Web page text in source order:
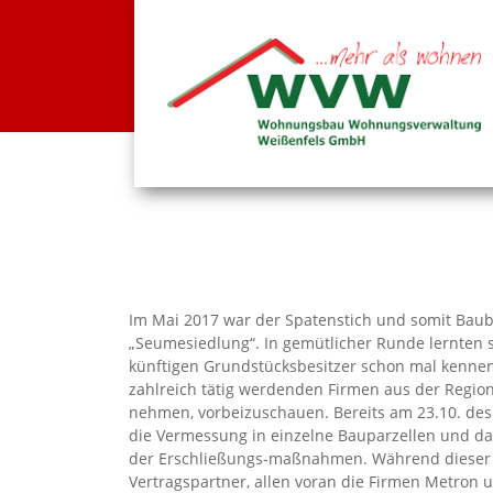
Im Mai 2017 war der Spatenstich und somit
„Seumesiedlung“. In gemütlicher Runde lernten
künftigen Grundstücksbesitzer schon mal
zahlreich tätig werdenden Firmen aus der
nehmen, vorbeizuschauen. Bereits am 23.10.
die Vermessung in einzelne Bauparzellen und
der Erschließungs-maßnahmen. Während
Vertragspartner, allen voran die Firmen Metron